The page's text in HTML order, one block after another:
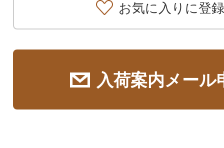
お気に入りに登録
入荷案内メール